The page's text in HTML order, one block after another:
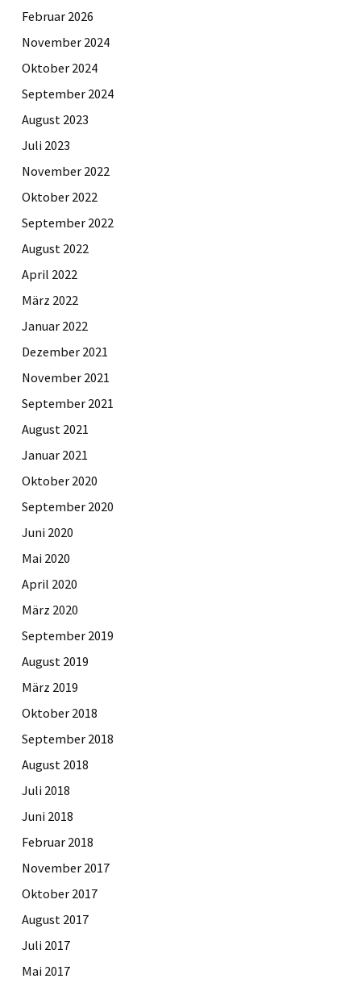
Februar 2026
November 2024
Oktober 2024
September 2024
August 2023
Juli 2023
November 2022
Oktober 2022
September 2022
August 2022
April 2022
März 2022
Januar 2022
Dezember 2021
November 2021
September 2021
August 2021
Januar 2021
Oktober 2020
September 2020
Juni 2020
Mai 2020
April 2020
März 2020
September 2019
August 2019
März 2019
Oktober 2018
September 2018
August 2018
Juli 2018
Juni 2018
Februar 2018
November 2017
Oktober 2017
August 2017
Juli 2017
Mai 2017